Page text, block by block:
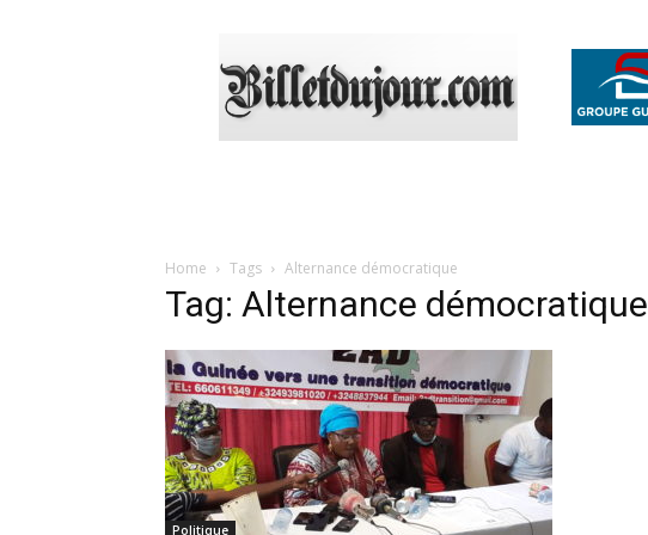
Home Tags Alternance démocratique
Tag: Alternance démocratique
Politique